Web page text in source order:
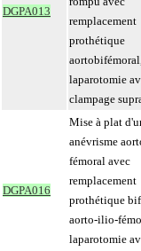
DGPA013
remplacement
prothétique
laparotomie
clampage
DGPA016
Mise à plat
anévrisme
fémoral avec
remplacement
prothétique
aorto-ilio-
laparotomie